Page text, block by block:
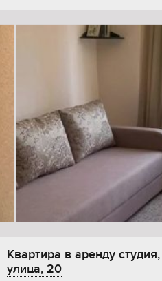
Квартира в аренду
улица, 20